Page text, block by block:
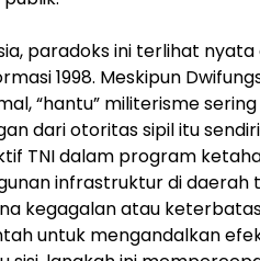
paradoks ini terlihat
1998. Meskipun
“hantu” militerisme
dari otoritas sipil itu
TNI dalam program
infrastruktur di daerah
kegagalan atau
untuk mengandalkan